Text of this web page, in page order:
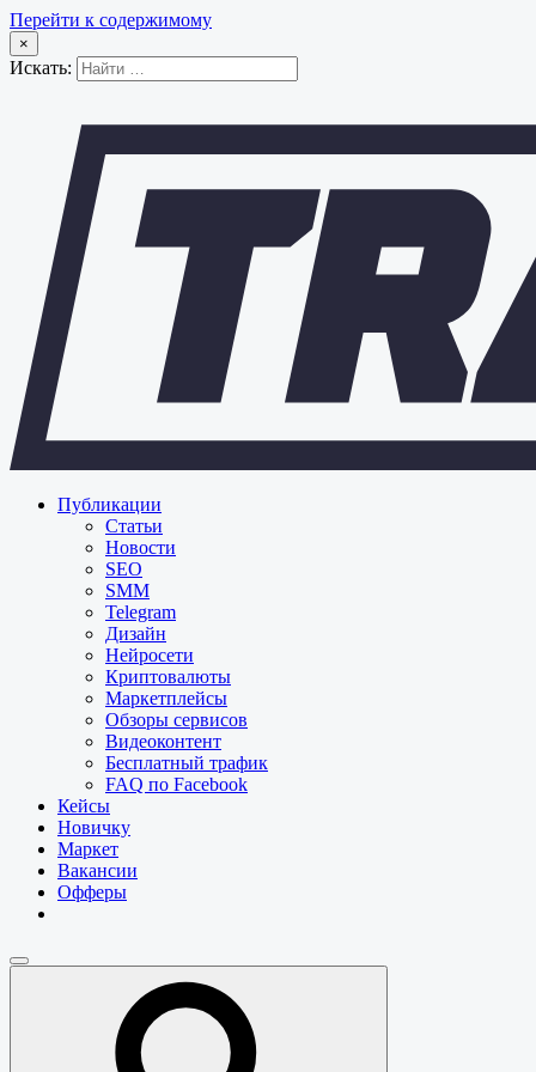
Перейти к содержимому
×
Искать:
Публикации
Статьи
Новости
SEO
SMM
Telegram
Дизайн
Нейросети
Криптовалюты
Маркетплейсы
Обзоры сервисов
Видеоконтент
Бесплатный трафик
FAQ по Facebook
Кейсы
Новичку
Маркет
Вакансии
Офферы